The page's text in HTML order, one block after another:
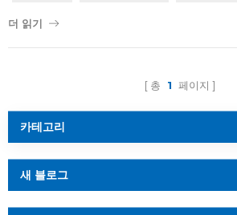
날아다니고 쓰레기 냄새도 인근에 퍼져 있어 도시
겪고 있습니다. 하루에 쓰레기통에 쓰레기가 하나
심각한 것은 누군가 마음대로 담배꽁초를 쓰레기
더 읽기
총 1 페이지
카테고리
새 블로그